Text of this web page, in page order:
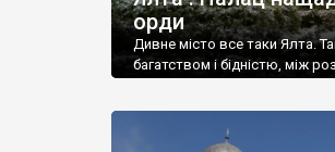
орди
Дивне місто все таки Ялта.
багатством і бідністю, між